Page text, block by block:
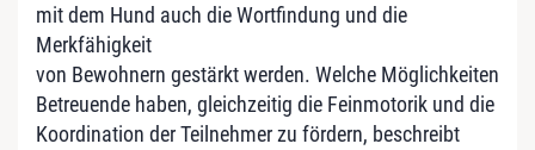
mit dem Hund auch die Wortfindung und die
Merkfähigkeit
von Bewohnern gestärkt werden. Welche Möglichkeiten
Betreuende haben, gleichzeitig die Feinmotorik und die
Koordination der Teilnehmer zu fördern, beschreibt